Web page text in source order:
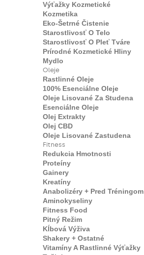
Výťažky Kozmetické
Kozmetika
Eko-Šetrné Čistenie
Starostlivosť O Telo
Starostlivosť O Pleť Tváre
Prírodné Kozmetické Hliny
Mydlo
Oleje
Rastlinné Oleje
100% Esenciálne Oleje
Oleje Lisované Za Studena
Esenciálne Oleje
Olej Extrakty
Olej CBD
Oleje Lisované Zastudena
Fitness
Redukcia Hmotnosti
Proteíny
Gainery
Kreatíny
Anabolizéry + Pred Tréningom
Aminokyseliny
Fitness Food
Pitný Režim
Kĺbová Výživa
Shakery + Ostatné
Vitamíny A Rastlinné Výťažky